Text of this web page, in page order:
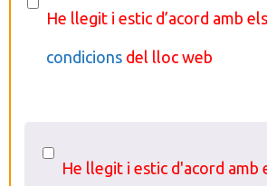
He llegit i estic d’acord amb els
condicions del lloc web
He llegit i estic d'acord amb